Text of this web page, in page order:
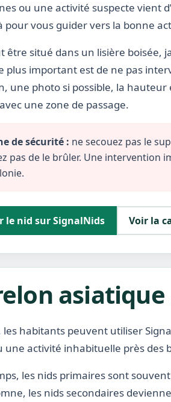
ou une activité suspecte vient
pour vous guider vers la bonne
être situé dans un lisière boisée,
plus important est de ne pas
une photo si possible, la
une zone de passage.
de sécurité : ne secouez pas le
pas de le brûler. Une intervention
le nid sur SignalNids Voir la
asiatique
les habitants peuvent utiliser
une activité inhabituelle près des
les nids primaires sont
les nids secondaires